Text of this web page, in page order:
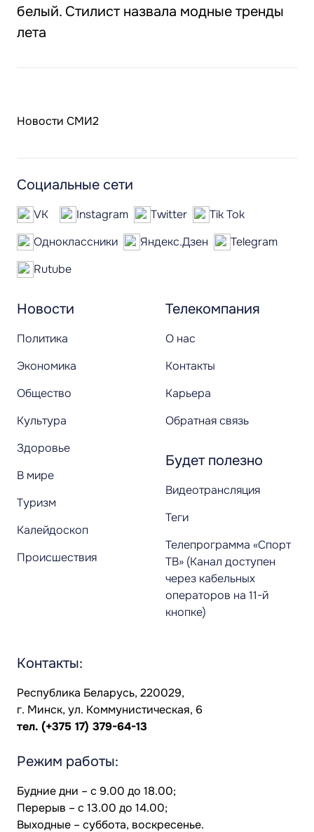
белый. Стилист назвала модные тренды
лета
Новости СМИ2
Новости
Политика
Экономика
Общество
Культура
Здоровье
В мире
Туризм
Калейдоскоп
Происшествия
Телекомпания
О нас
Контакты
Карьера
Обратная связь
Будет полезно
Видеотрансляция
Теги
Телепрограмма «Спорт
ТВ» (Канал доступен
через кабельных
операторов на 11-й
кнопке)
Социальные сети
VK Instagram Twitter
Tik Tok
Одноклассники
Яндекс.Дзен
Telegram
Rutube
Контакты:
Республика Беларусь, 220029,
г. Минск, ул. Коммунистическая, 6
тел. (+375 17) 379-64-13
Режим работы:
Будние дни – с 9.00 до 18.00;
Перерыв – с 13.00 до 14.00;
Выходные – суббота, воскресенье.